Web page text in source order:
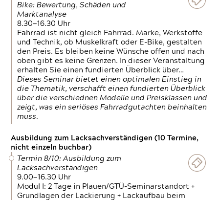
Bike: Bewertung, Schäden und
Marktanalyse
8.30—16.30 Uhr
Fahrrad ist nicht gleich Fahrrad. Marke, Werkstoffe
und Technik, ob Muskelkraft oder E-Bike, gestalten
den Preis. Es bleiben keine Wünsche offen und nach
oben gibt es keine Grenzen. In dieser Veranstaltung
erhalten Sie einen fundierten Überblick über…
Dieses Seminar bietet einen optimalen Einstieg in
die Thematik, verschafft einen fundierten Überblick
über die verschiednen Modelle und Preisklassen und
zeigt, was ein seriöses Fahrradgutachten beinhalten
muss.
Ausbildung zum Lacksachverständigen (10 Termine,
nicht einzeln buchbar)
Termin 8/10: Ausbildung zum
Lacksachverständigen
9.00—16.30 Uhr
Modul I: 2 Tage in Plauen/GTÜ-Seminarstandort +
Grundlagen der Lackierung + Lackaufbau beim